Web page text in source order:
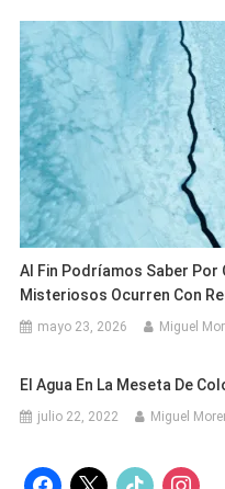
Al Fin Podríamos Saber
Misteriosos Ocurren Con
mayo 23, 2026 Miguel
El Agua En La Meseta De
julio 22, 2022 Miguel
facebook
x tiktok instagram